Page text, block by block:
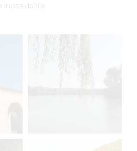
inossidabile.